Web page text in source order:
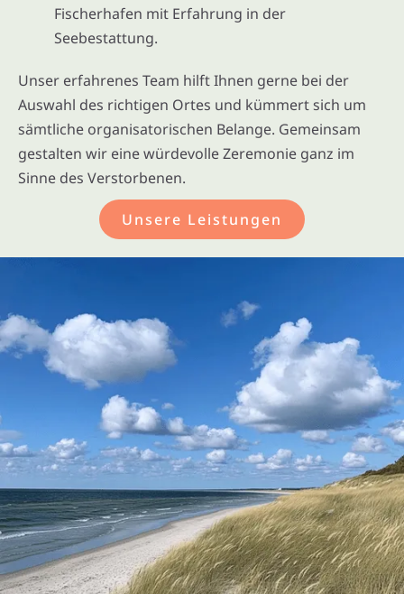
Fischerhafen mit Erfahrung in der
Seebestattung.
Unser erfahrenes Team hilft Ihnen gerne bei der
Auswahl des richtigen Ortes und kümmert sich um
sämtliche organisatorischen Belange. Gemeinsam
gestalten wir eine würdevolle Zeremonie ganz im
Sinne des Verstorbenen.
Unsere Leistungen